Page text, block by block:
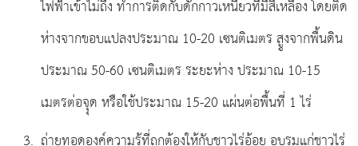
ไฟฟ้าเข้าไม่ถึง ทำการติดกับดักกาวเหนียวที่่มีสีเหลือง โดยติด
ห่างจากขอบแปลงประมาณ 10-20 เซนติเมตร สููงจากพื้นดิน
ประมาณ 50-60 เซนติเมตร ระยะห่าง ประมาณ 10-15
เมตรต่อจุุด หรือใช้ประมาณ 15-20 แผ่นต่อพื้นที่ 1 ไร่